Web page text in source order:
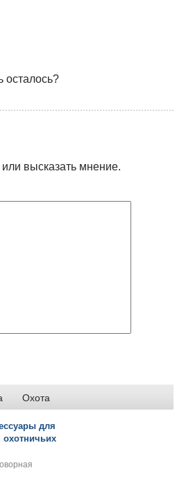
осталось?
высказать мнение.
Охота
для
охотничьих